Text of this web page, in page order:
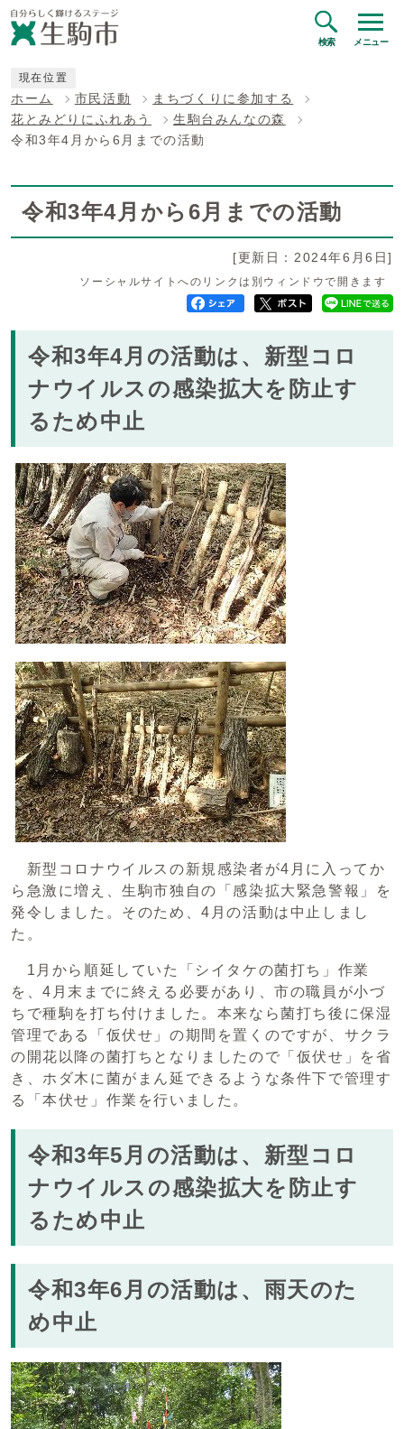
検索 メニュー
現在位置
ホーム 市民活動
まちづくりに参加する
花とみどりにふれあう
生駒台みんなの森
令和3年4月から6月までの活動
令和3年4月から6月までの活動
[更新日：2024年6月6日]
ソーシャルサイトへのリンクは別ウィンドウで開きます
令和3年4月の活動は、新型コロ
ナウイルスの感染拡大を防止す
るため中止
新型コロナウイルスの新規感染者が4月に入ってか
ら急激に増え、生駒市独自の「感染拡大緊急警報」を
発令しました。そのため、4月の活動は中止しまし
た。
1月から順延していた「シイタケの菌打ち」作業
を、4月末までに終える必要があり、市の職員が小づ
ちで種駒を打ち付けました。本来なら菌打ち後に保湿
管理である「仮伏せ」の期間を置くのですが、サクラ
の開花以降の菌打ちとなりましたので「仮伏せ」を省
き、ホダ木に菌がまん延できるような条件下で管理す
る「本伏せ」作業を行いました。
令和3年5月の活動は、新型コロ
ナウイルスの感染拡大を防止す
るため中止
令和3年6月の活動は、雨天のた
め中止